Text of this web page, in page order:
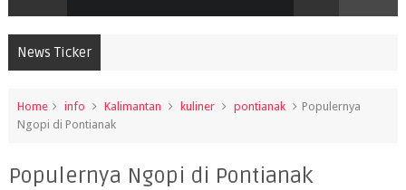
News Ticker
Home info Kalimantan kuliner pontianak
Populernya
Ngopi di Pontianak
Populernya Ngopi di Pontianak